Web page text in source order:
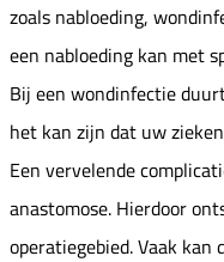
zoals nabloeding,
een nabloeding kan met
Bij een wondinfectie
het kan zijn dat uw
Een vervelende
anastomose. Hierdoor
operatiegebied. Vaak